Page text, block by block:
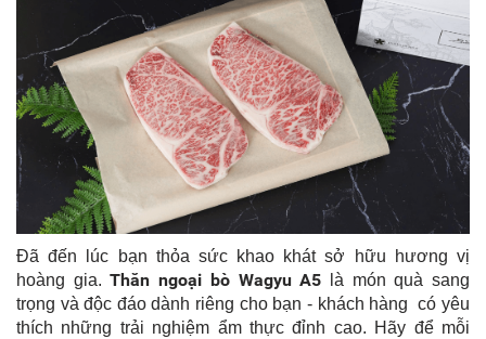
Đã đến lúc bạn thỏa sức khao khát sở hữu hương vị
hoàng gia.Thăn ngoại bò Wagyu A5 là món quà sang
trọng và độc đáo dành riêng cho bạn - khách hàng có yêu
thích những trải nghiệm ẩm thực đỉnh cao. Hãy để mỗi